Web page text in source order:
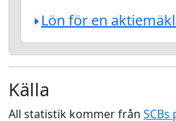
Lön för en
Källa
All statistik kommer från